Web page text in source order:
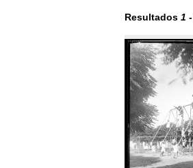
Resultados 1 -